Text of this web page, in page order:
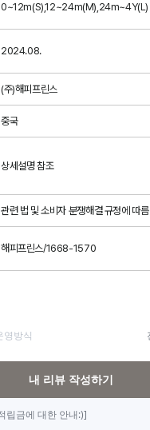
0~12m(S),12~24m(M),24m~4Y(L)
2024.08.
(주)해피프린스
중국
상세설명 참조
관련 법 및 소비자 분쟁해결 규정에 따름
해피프린스/1668-1570